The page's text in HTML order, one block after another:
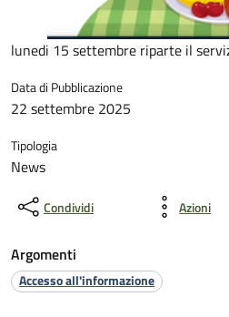
lunedi 15 settembre riparte il
Data di Pubblicazione
22 settembre 2025
Tipologia
News
Condividi Azioni
Argomenti
Accesso all'informazione